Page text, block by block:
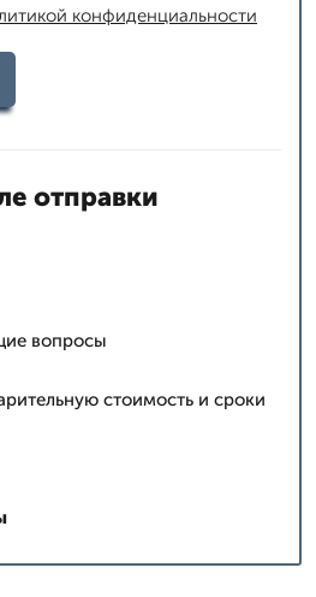
конфиденциальности
отправки
вопросы
стоимость и сроки